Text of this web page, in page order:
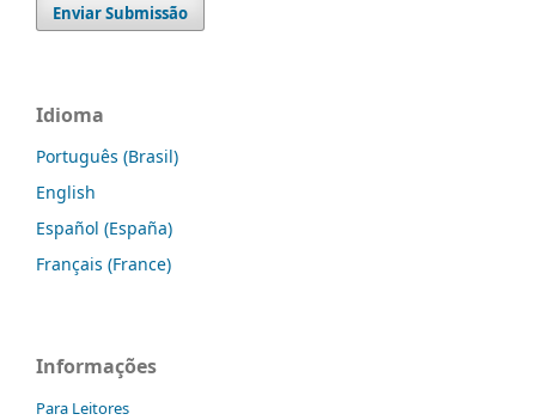
Enviar Submissão
Idioma
Português (Brasil)
English
Español (España)
Français (France)
Informações
Para Leitores